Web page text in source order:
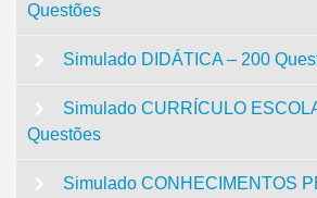
Questões
Simulado DIDÁTICA – 200
Simulado CURRÍCULO
Questões
Simulado CONHECIMENTOS